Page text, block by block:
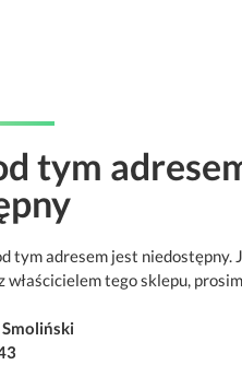
tym
tym adresem jest niedostępny.
właścicielem tego sklepu,
Smoliński